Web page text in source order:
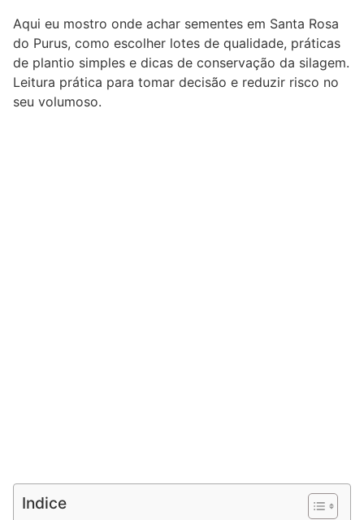
Aqui eu mostro onde achar sementes em Santa Rosa
do Purus, como escolher lotes de qualidade, práticas
de plantio simples e dicas de conservação da silagem.
Leitura prática para tomar decisão e reduzir risco no
seu volumoso.
Indice